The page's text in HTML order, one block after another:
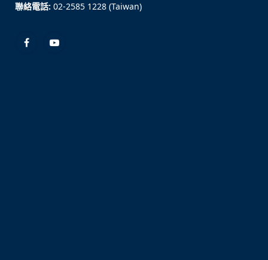
聯絡電話: 02-2585 1228 (Taiwan)
FacebookYouTube